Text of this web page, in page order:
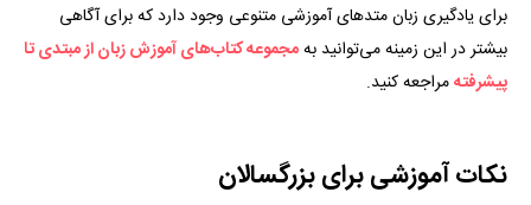
برای یادگیری زبان متد‌های آموزشی متنوعی وجود دارد که برای آگاهی
بیشتر در این زمینه می‌توانید بهمجموعه کتاب‌های آموزش زبان از مبتدی تا
پیشرفتهمراجعه کنید.
نکات آموزشی برای بزرگسالان